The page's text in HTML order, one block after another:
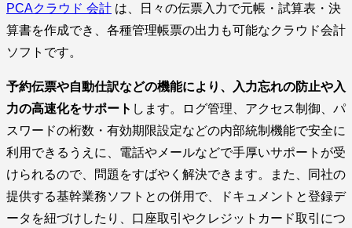
PCAクラウド 会計 は、日々の伝票入力で元帳・試算表・決
算書を作成でき、各種管理帳票の出力も可能なクラウド会計
ソフトです。
予約伝票や自動仕訳などの機能により、入力忘れの防止や入
力の高速化をサポート します。ログ管理、アクセス制御、パ
スワードの桁数・有効期限設定などの内部統制機能で安全に
利用できるうえに、電話やメールなどで手厚いサポートが受
けられるので、問題をすばやく解決できます。また、同社の
提供する基幹業務ソフトとの併用で、ドキュメントと登録デ
ータを紐づけしたり、口座取引やクレジットカード取引につ